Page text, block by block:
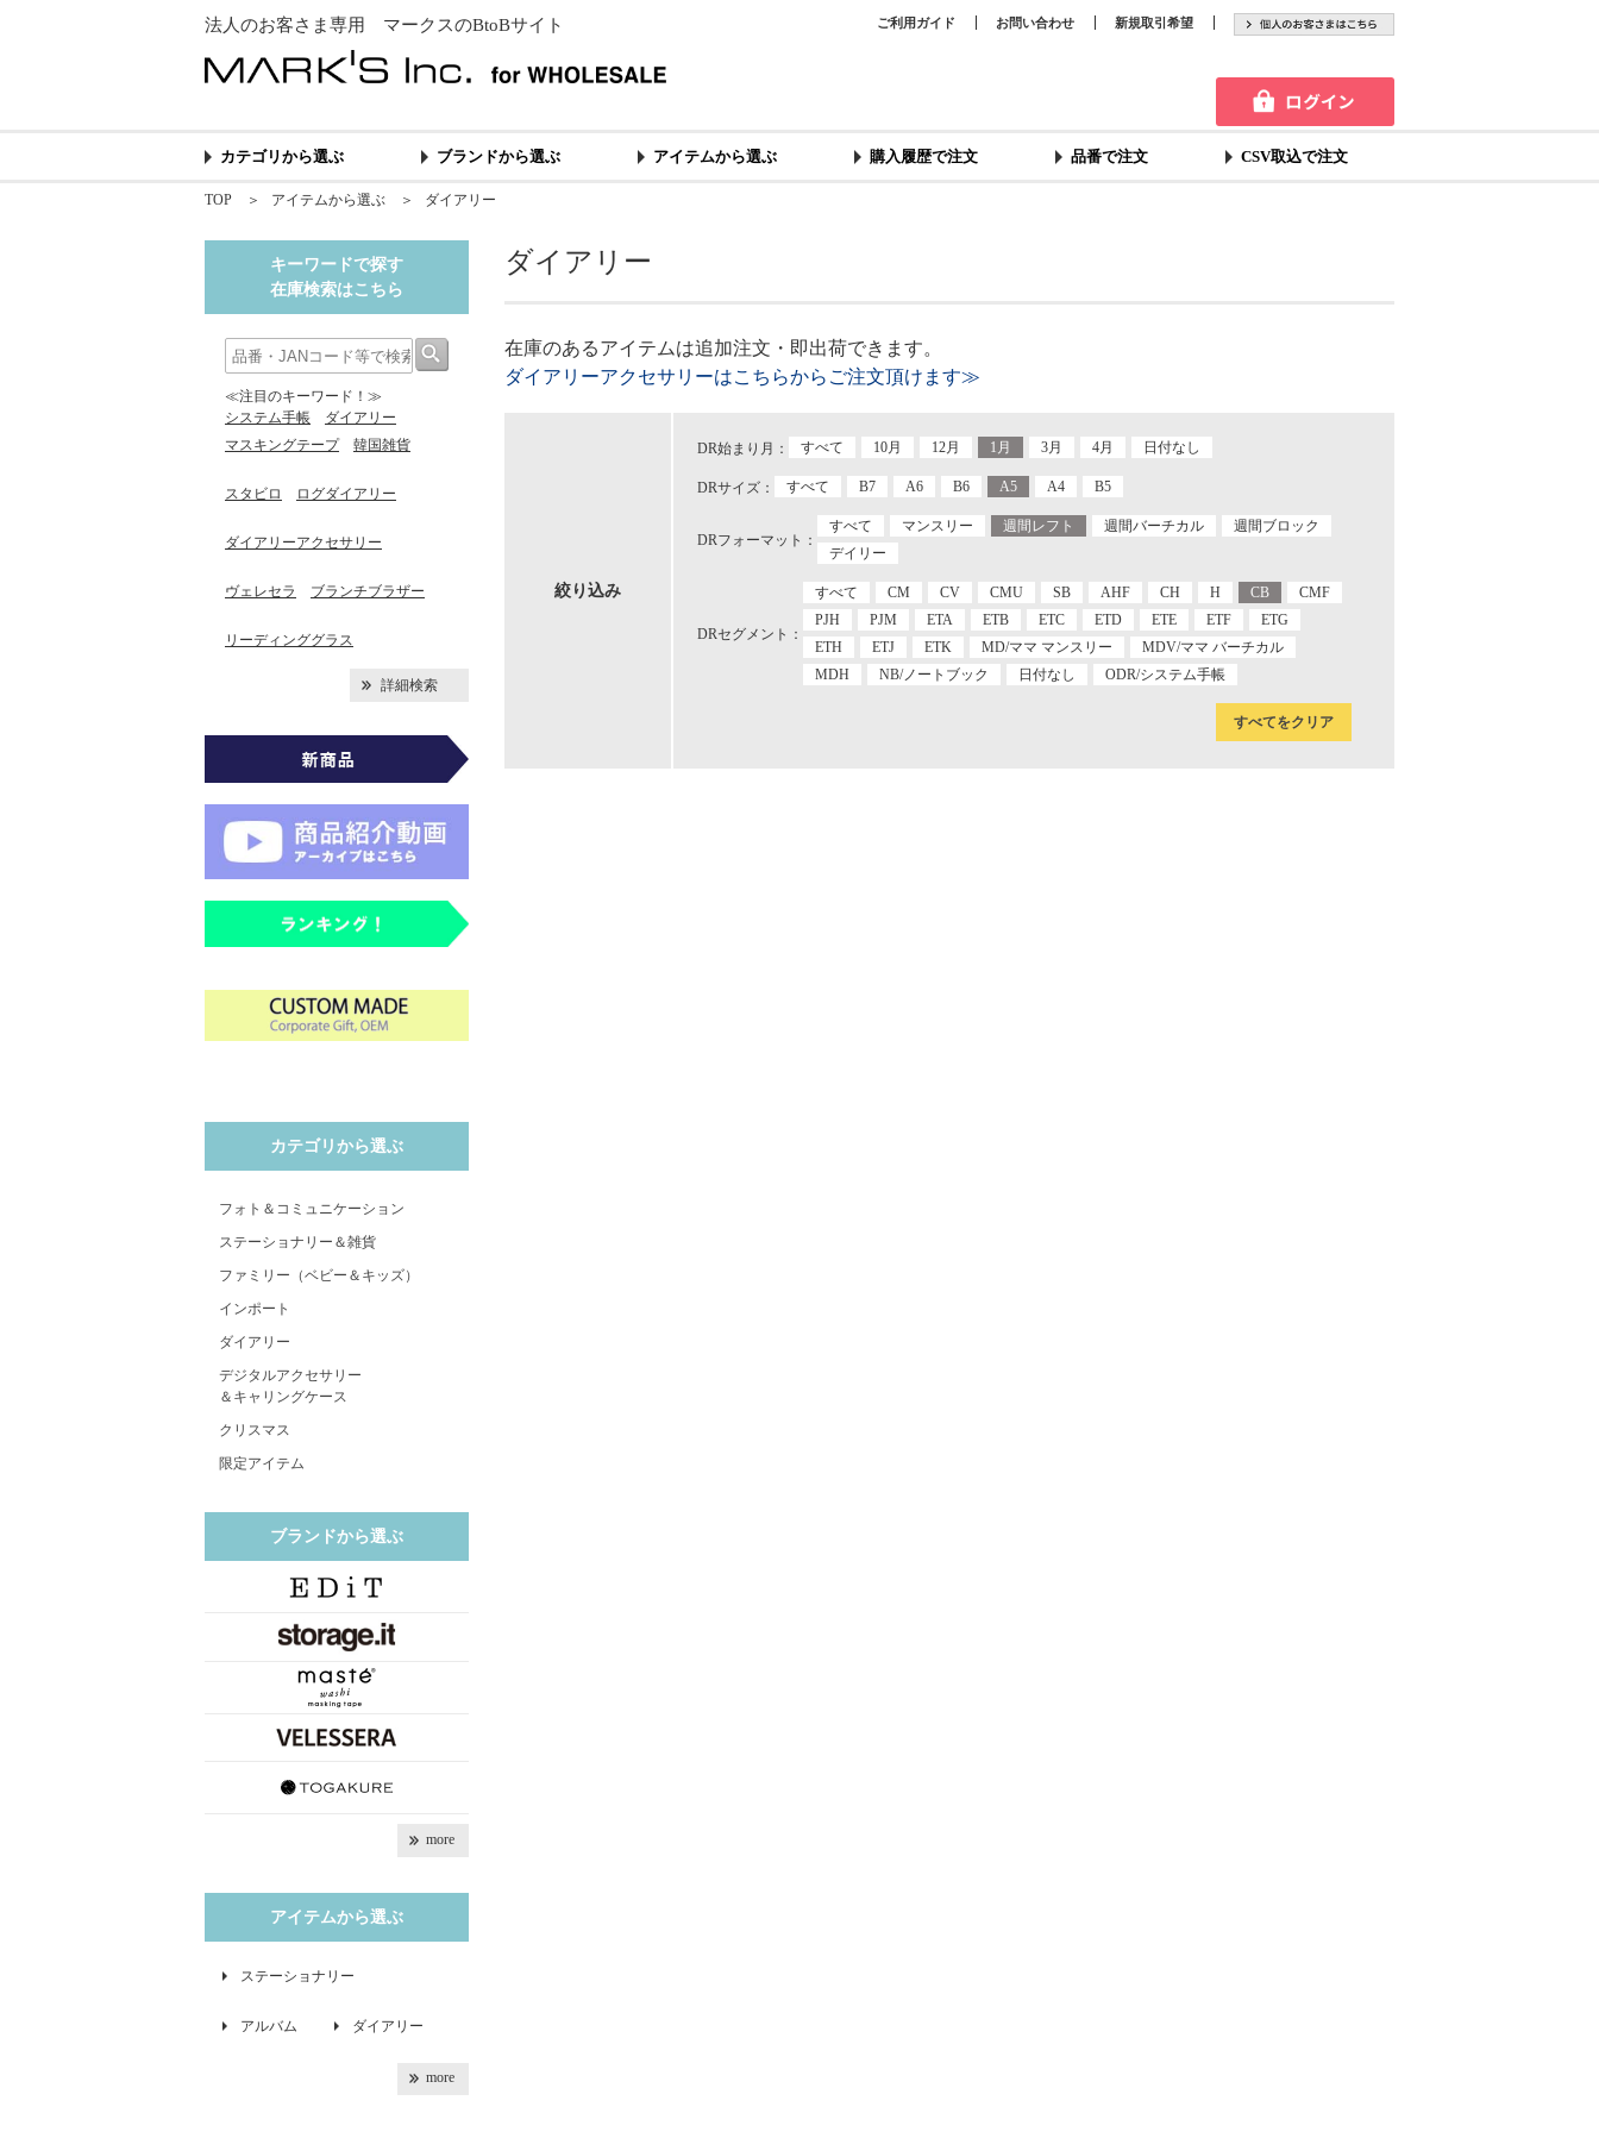
法人のお客さま専用 マークスのBtoBサイト ご利用ガイド お問い合わせ 新規取引希望
カテゴリから選ぶ ブランドから選ぶ アイテムから選ぶ 購入履歴で注文 品番で注文 CSV取込で注文
TOP ＞ アイテムから選ぶ ＞ ダイアリー
ダイアリー
在庫のあるアイテムは追加注文・即出荷できます。
ダイアリーアクセサリーはこちらからご注文頂けます≫
絞り込み
DR始まり月： すべて 10月 12月 1月 3月 4月 日付なし
DRサイズ： すべて B7 A6 B6 A5 A4 B5
DRフォーマット：
すべて マンスリー 週間レフト 週間バーチカル
週間ブロック
デイリー
DRセグメント：
すべて CM CV CMU SB AHF CH H CB
CMF
PJH
PJM ETA ETB ETC ETD ETE ETF
ETG
ETH
ETJ ETK MD/ママ マンスリー
MDV/ママ バーチカル
MDH
NB/ノートブック 日付なし ODR/システム手帳
すべてをクリア
キーワードで探す
在庫検索はこちら
≪注目のキーワード！≫
システム手帳
ダイアリー
マスキングテープ
韓国雑貨
スタビロ ログダイアリー
ダイアリーアクセサリー
ヴェレセラ ブランチブラザー
リーディンググラス
詳細検索
カテゴリから選ぶ
フォト＆コミュニケーション
ステーショナリー＆雑貨
ファミリー（ベビー＆キッズ）
インポート
ダイアリー
デジタルアクセサリー
＆キャリングケース
クリスマス
限定アイテム
ブランドから選ぶ
more
アイテムから選ぶ
ステーショナリー
アルバム ダイアリー
more